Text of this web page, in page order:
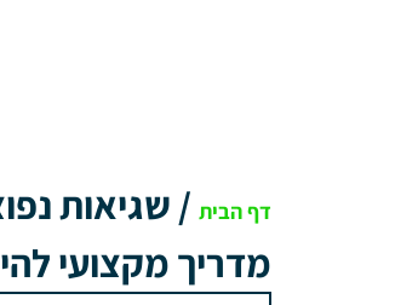
דף הבית /שגיאות
מדריך מקצועי